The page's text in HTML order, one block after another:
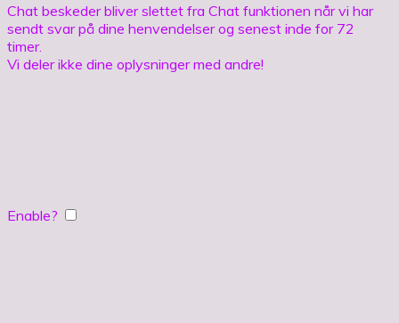
Chat beskeder bliver slettet fra Chat funktionen når vi har
sendt svar på dine henvendelser og senest inde for 72
timer.
Vi deler ikke dine oplysninger med andre!
Enable?